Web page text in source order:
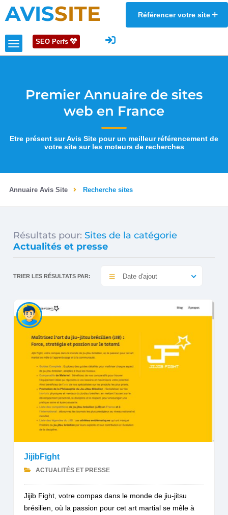
AVISSITE Référencer votre site
SEO Perfs
Premier Annuaire de sites
web en France
Etre présent sur Avis Site pour un meilleur référencement de
votre site sur les moteurs de recherches
Annuaire Avis Site Recherche sites
Résultats pour: Sites de la catégorie
Actualités et presse
TRIER LES RÉSULTATS PAR: Date d'ajout
JijibFight
ACTUALITÉS ET PRESSE
Jijib Fight, votre compas dans le monde de jiu-jitsu
brésilien, où la passion pour cet art martial se mêle à